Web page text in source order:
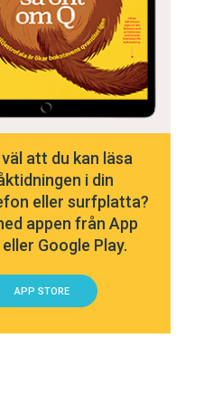
att du kan läsa
i din
eller surfplatta?
appen från App
Google Play.
APP STORE